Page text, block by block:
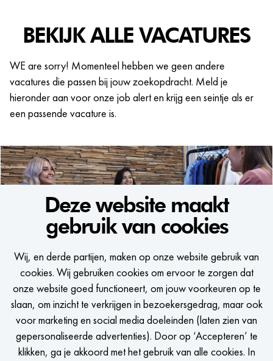
Deze website maakt
gebruik van cookies
Wij, en derde partijen, maken op onze website gebruik van
cookies. Wij gebruiken cookies om ervoor te zorgen dat
onze website goed functioneert, om jouw voorkeuren op te
slaan, om inzicht te verkrijgen in bezoekersgedrag, maar ook
voor marketing en social media doeleinden (laten zien van
gepersonaliseerde advertenties). Door op ‘Accepteren’ te
klikken, ga je akkoord met het gebruik van alle cookies. In
BEKIJK ALLE VACATURES
WE are sorry! Momenteel hebben we geen andere
vacatures die passen bij jouw zoekopdracht. Meld je
hieronder aan voor onze job alert en krijg een seintje als er
een passende vacature is.
WE WOULD LIKE TO KEEP
IN TOUCH
Een seintje krijgen als er een passende vacature is?